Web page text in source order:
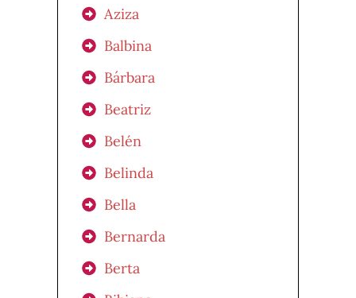
Aziza
Balbina
Bárbara
Beatriz
Belén
Belinda
Bella
Bernarda
Berta